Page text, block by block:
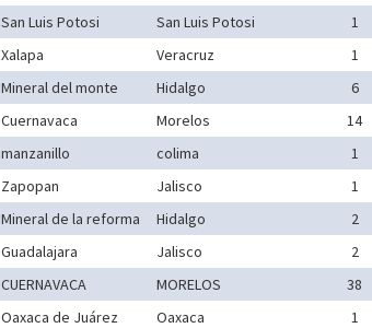
San Luis Potosi San Luis Potosi
1
Xalapa Veracruz
1
Mineral del monte Hidalgo
6
Cuernavaca Morelos
14
manzanillo colima
1
Zapopan Jalisco
1
Mineral de la reforma Hidalgo
2
Guadalajara Jalisco
2
CUERNAVACA MORELOS
38
Oaxaca de Juárez Oaxaca
1